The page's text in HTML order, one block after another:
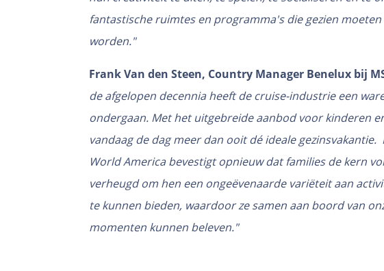
fantastische ruimtes en programma's die gezien
worden."
Frank Van den Steen, Country Manager Benelux bij
de afgelopen decennia heeft de cruise-industrie een
ondergaan. Met het uitgebreide aanbod voor kinderen
vandaag de dag meer dan ooit dé ideale gezinsvakantie.
World America bevestigt opnieuw dat families de kern
verheugd om hen een ongeëvenaarde variëteit aan
te kunnen bieden, waardoor ze samen aan boord van
momenten kunnen beleven."